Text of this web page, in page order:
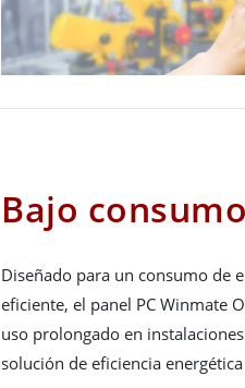
Bajo
Diseñado para un consumo de
eficiente, el panel PC Winmate
uso prolongado en
solución de eficiencia